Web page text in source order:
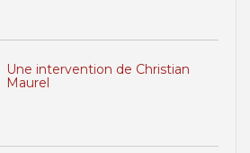
Une intervention de Christian
Maurel